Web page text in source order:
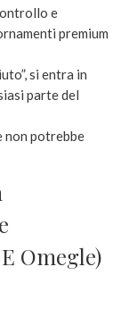
e
premium
si entra in
parte del
non potrebbe
Omegle)